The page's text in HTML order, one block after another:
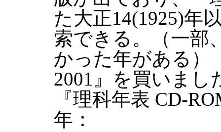
た大正14(1925)年
索できる。（一部
かった年がある
2001』を買いまし
『理科年表 CD-
年：